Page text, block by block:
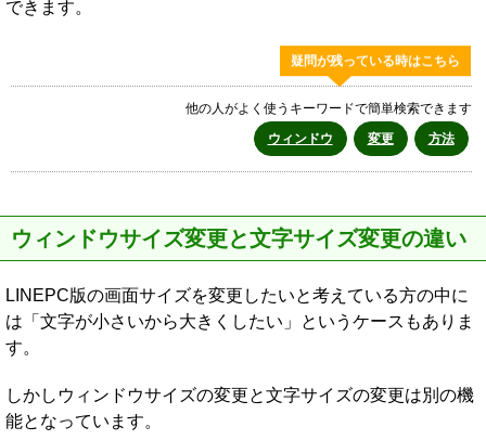
できます。
疑問が残っている時はこちら
他の人がよく使うキーワードで簡単検索できます
ウィンドウ
変更 方法
ウィンドウサイズ変更と文字サイズ変更の違い
LINEPC版の画面サイズを変更したいと考えている方の中に
は「文字が小さいから大きくしたい」というケースもありま
す。
しかしウィンドウサイズの変更と文字サイズの変更は別の機
能となっています。